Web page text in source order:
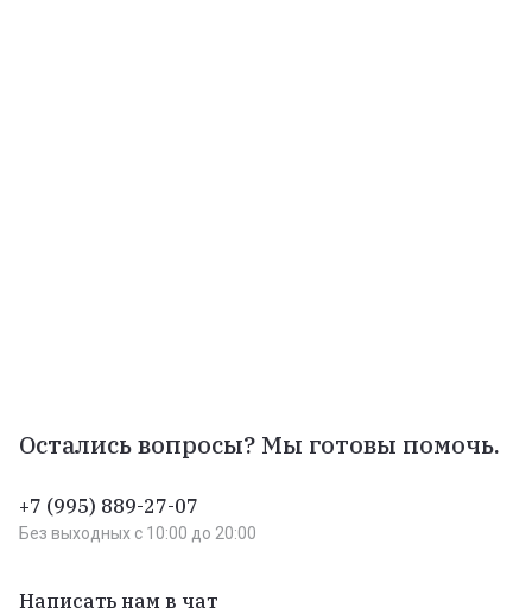
Остались вопросы? Мы готовы помочь.
+7 (995) 889-27-07
Без выходных c 10:00 до 20:00
Написать нам в чат